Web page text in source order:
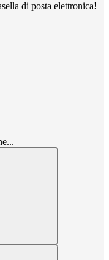
di posta elettronica!